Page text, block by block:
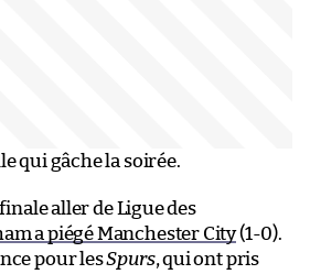
qui gâche la soirée.
aller de Ligue des
a piégé Manchester City(1-0).
pour lesSpurs, qui ont pris